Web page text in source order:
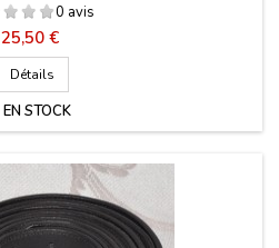
0 avis
Prix
25,50 €
Détails
EN STOCK